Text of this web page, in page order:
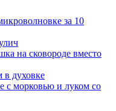
за 10
на сковороде вместо
в духовке
с морковью и луком со